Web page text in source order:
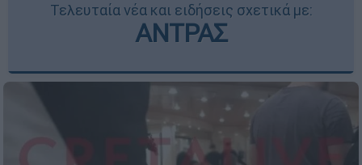
Τελευταία νέα και ειδήσεις σχετικά με:
ΑΝΤΡΑΣ